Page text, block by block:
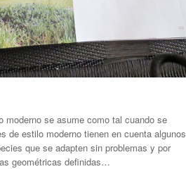
se asume como tal cuando se
de estilo moderno tienen en cuenta algunos
que se adapten sin problemas y por
geométricas definidas…